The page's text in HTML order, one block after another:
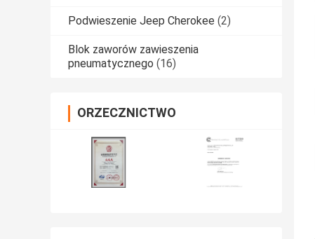
Podwieszenie Jeep Cherokee (2)
Blok zaworów zawieszenia
pneumatycznego (16)
ORZECZNICTWO